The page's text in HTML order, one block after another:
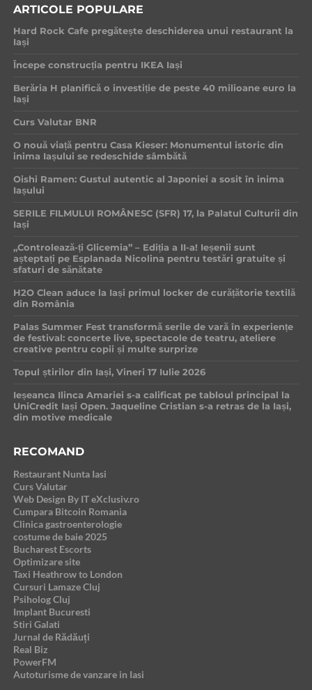
ARTICOLE POPULARE
Hard Rock Cafe pregătește deschiderea unui restaurant la
Iași
Începe construcția pentru IKEA Iași
Berăria H planifică o investiție de peste 40 milioane euro la
Iași
Curs Valutar BNR
O nouă viață pentru Casa Kieser: Monumentul istoric din
inima Iașului se redeschide sâmbătă
Oishi Ramen: Gustul autentic al Japoniei a sosit în inima
Iașului
SERILE FILMULUI ROMÂNESC (SFR) 17, la Palatul Culturii din
Iași
„Controlează-ți Glicemia” – Ediția a II-a! Ieșenii sunt
așteptați pe Esplanada Nicolina pentru testări gratuite și
sfaturi de sănătate
H2O Clean aduce la Iași primul locker de curățătorie textilă
din România
Palas Summer Fest transformă serile de vară în experiențe
de festival: concerte live, spectacole de teatru, ateliere
creative pentru copii și multe surprize
Topul știrilor din Iași, Vineri 17 Iulie 2026
Ieșeanca Ilinca Amariei s-a calificat pe tabloul principal la
UniCredit Iași Open. Jaqueline Cristian s-a retras de la Iași,
din motive medicale
RECOMAND
Restaurant Nunta Iasi
Curs Valutar
Web Design By IT eXclusiv.ro
Cumpara Bitcoin Romania
Clinica gastroenterologie
costume de baie 2025
Bucharest Escorts
Optimizare site
Taxi Heathrow to London
Cursuri Lamaze Cluj
Psiholog Cluj
Implant Bucuresti
Stiri Galati
Jurnal de Rădăuți
Real Biz
PowerFM
Autoturisme de vanzare in Iasi